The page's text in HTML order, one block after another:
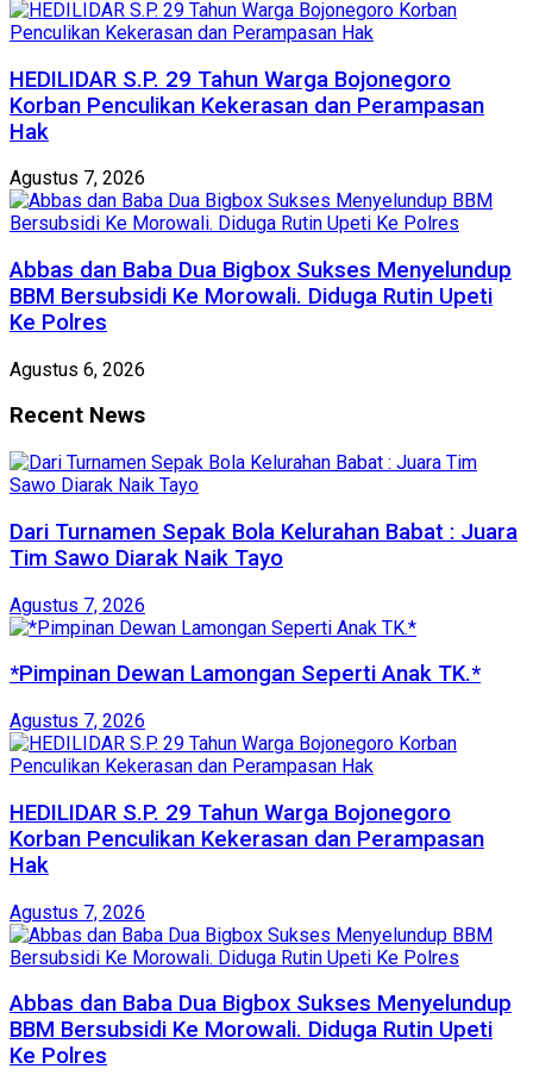
HEDILIDAR S.P. 29 Tahun Warga Bojonegoro
Korban Penculikan Kekerasan dan Perampasan
Hak
Agustus 7, 2026
Abbas dan Baba Dua Bigbox Sukses Menyelundup
BBM Bersubsidi Ke Morowali. Diduga Rutin Upeti
Ke Polres
Agustus 6, 2026
Recent News
Dari Turnamen Sepak Bola Kelurahan Babat : Juara
Tim Sawo Diarak Naik Tayo
Agustus 7, 2026
*Pimpinan Dewan Lamongan Seperti Anak TK.*
Agustus 7, 2026
HEDILIDAR S.P. 29 Tahun Warga Bojonegoro
Korban Penculikan Kekerasan dan Perampasan
Hak
Agustus 7, 2026
Abbas dan Baba Dua Bigbox Sukses Menyelundup
BBM Bersubsidi Ke Morowali. Diduga Rutin Upeti
Ke Polres